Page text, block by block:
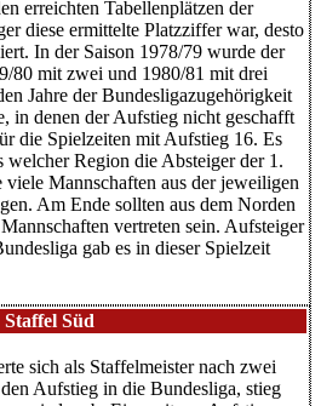
erreichten Tabellenplätzen der
diese ermittelte Platzziffer war, desto
In der Saison 1978/79 wurde der
80 mit zwei und 1980/81 mit drei
Jahre der Bundesligazugehörigkeit
in denen der Aufstieg nicht geschafft
die Spielzeiten mit Aufstieg 16. Es
welcher Region die Absteiger der 1.
Mannschaften aus der jeweiligen
Am Ende sollten aus dem Norden
vertreten sein. Aufsteiger
gab es in dieser Spielzeit
Staffel Süd
sich als Staffelmeister nach zwei
Aufstieg in die Bundesliga, stieg